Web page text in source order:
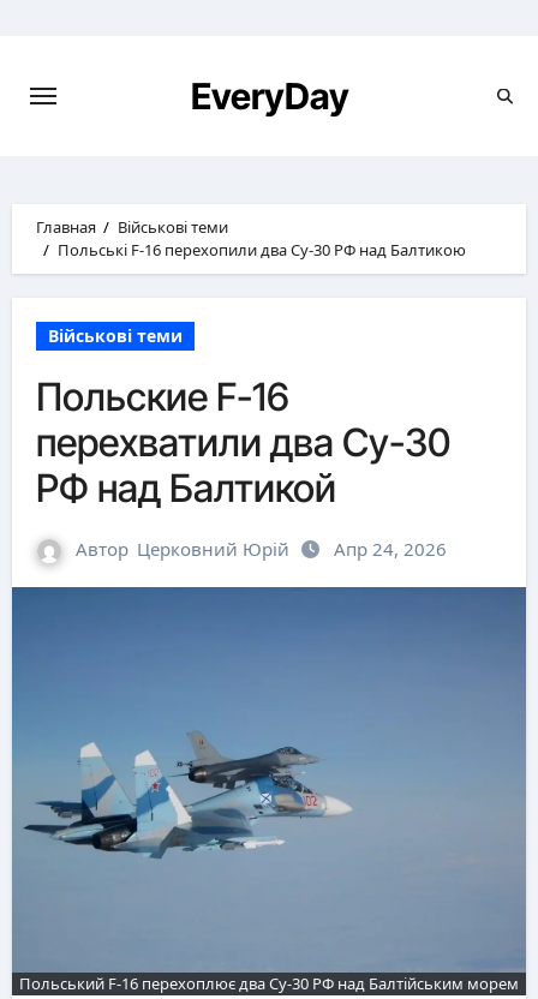
EveryDay
Главная
Військові теми
Польські F-16 перехопили два Су-30 РФ над Балтикою
Військові теми
Польские F-16
перехватили два Су-30
РФ над Балтикой
Автор Церковний Юрій Апр 24, 2026
Польський F-16 перехоплює два Су-30 РФ над Балтійським морем